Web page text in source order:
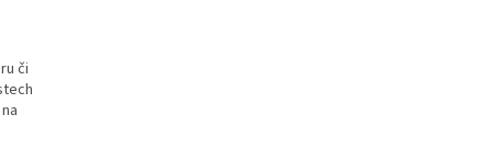
či